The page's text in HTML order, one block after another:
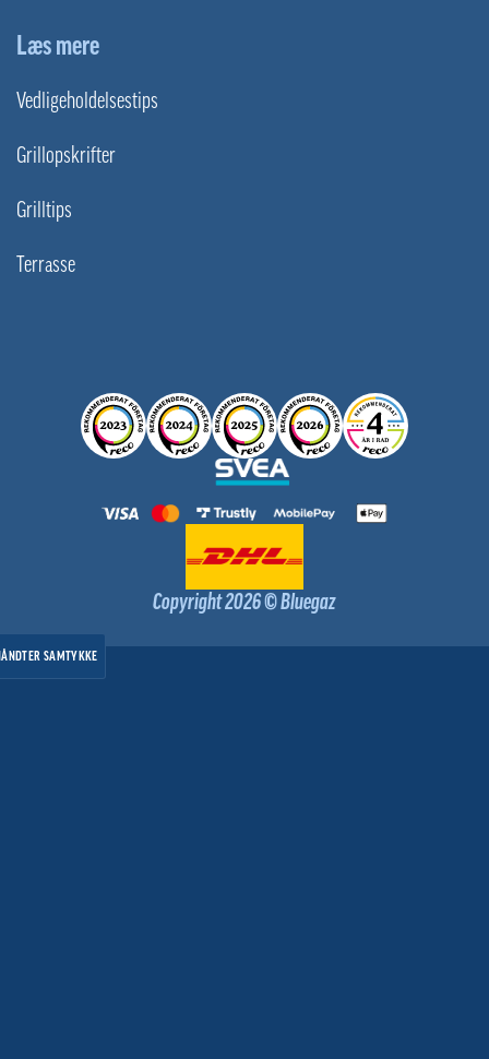
Læs mere
Vedligeholdelsestips
Grillopskrifter
Grilltips
Terrasse
Copyright 2026 © Bluegaz
SAMTYKKE